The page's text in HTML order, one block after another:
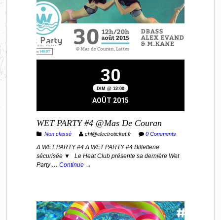
30
DIM @ 12:00
AOÛT 2015
WET PARTY #4 @Mas De Couran
Non classé chl@electroticket.fr 0 Comments
Δ WET PARTY #4 Δ WET PARTY #4 Billetterie
sécurisée ▼ Le Heat Club présente sa dernière Wet
Party … Continue →